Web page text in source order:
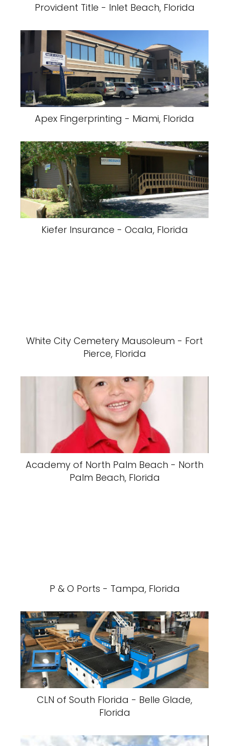
Provident Title - Inlet Beach, Florida
Apex Fingerprinting - Miami, Florida
Kiefer Insurance - Ocala, Florida
White City Cemetery Mausoleum - Fort
Pierce, Florida
Academy of North Palm Beach - North
Palm Beach, Florida
P & O Ports - Tampa, Florida
CLN of South Florida - Belle Glade,
Florida